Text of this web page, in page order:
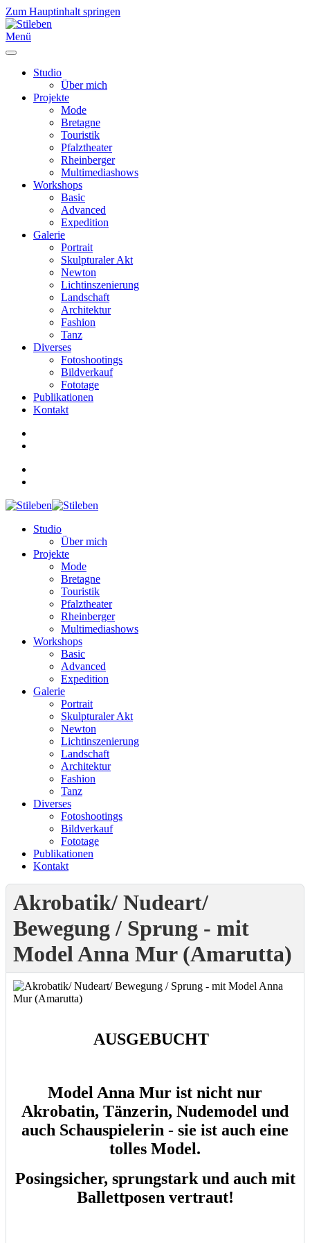
Zum Hauptinhalt springen
Menü
Studio
Über mich
Projekte
Mode
Bretagne
Touristik
Pfalztheater
Rheinberger
Multimediashows
Workshops
Basic
Advanced
Expedition
Galerie
Portrait
Skulpturaler Akt
Newton
Lichtinszenierung
Landschaft
Architektur
Fashion
Tanz
Diverses
Fotoshootings
Bildverkauf
Fototage
Publikationen
Kontakt
Studio
Über mich
Projekte
Mode
Bretagne
Touristik
Pfalztheater
Rheinberger
Multimediashows
Workshops
Basic
Advanced
Expedition
Galerie
Portrait
Skulpturaler Akt
Newton
Lichtinszenierung
Landschaft
Architektur
Fashion
Tanz
Diverses
Fotoshootings
Bildverkauf
Fototage
Publikationen
Kontakt
Akrobatik/ Nudeart/
Bewegung / Sprung - mit
Model Anna Mur (Amarutta)
AUSGEBUCHT
Model Anna Mur ist nicht nur
Akrobatin, Tänzerin, Nudemodel und
auch Schauspielerin - sie ist auch eine
tolles Model.
Posingsicher, sprungstark und auch mit
Ballettposen vertraut!